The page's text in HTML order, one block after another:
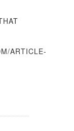
ARTICLE-